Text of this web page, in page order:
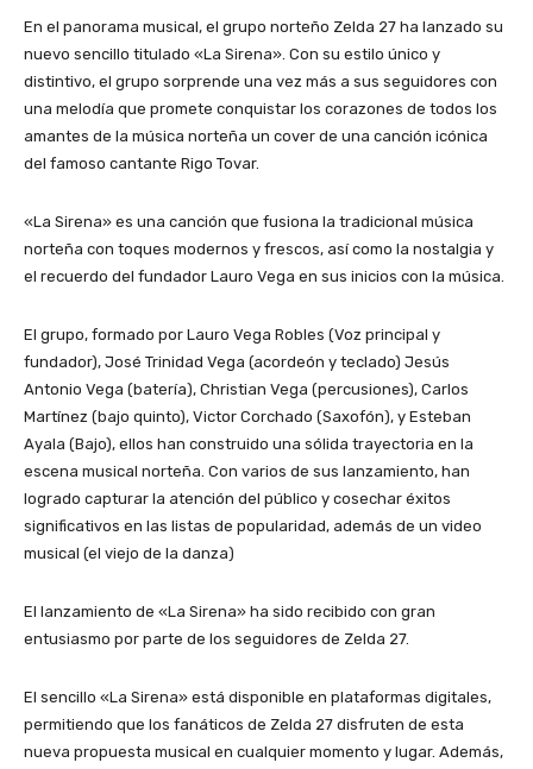
En el panorama musical, el grupo norteño Zelda 27 ha lanzado su
nuevo sencillo titulado «La Sirena». Con su estilo único y
distintivo, el grupo sorprende una vez más a sus seguidores con
una melodía que promete conquistar los corazones de todos los
amantes de la música norteña un cover de una canción icónica
del famoso cantante Rigo Tovar.
«La Sirena» es una canción que fusiona la tradicional música
norteña con toques modernos y frescos, así como la nostalgia y
el recuerdo del fundador Lauro Vega en sus inicios con la música.
El grupo, formado por Lauro Vega Robles (Voz principal y
fundador), José Trinidad Vega (acordeón y teclado) Jesús
Antonio Vega (batería), Christian Vega (percusiones), Carlos
Martínez (bajo quinto), Victor Corchado (Saxofón), y Esteban
Ayala (Bajo), ellos han construido una sólida trayectoria en la
escena musical norteña. Con varios de sus lanzamiento, han
logrado capturar la atención del público y cosechar éxitos
significativos en las listas de popularidad, además de un video
musical (el viejo de la danza)
El lanzamiento de «La Sirena» ha sido recibido con gran
entusiasmo por parte de los seguidores de Zelda 27.
El sencillo «La Sirena» está disponible en plataformas digitales,
permitiendo que los fanáticos de Zelda 27 disfruten de esta
nueva propuesta musical en cualquier momento y lugar. Además,